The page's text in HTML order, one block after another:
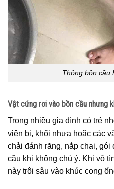
Thông bồn cầu
Vật cứng rơi vào bồn cầu nhưng
Trong nhiều gia đình có trẻ
viên bi, khối nhựa hoặc các
chải đánh răng, nắp chai,
cầu khi không chú ý. Khi vô
này trôi sâu vào khúc cong